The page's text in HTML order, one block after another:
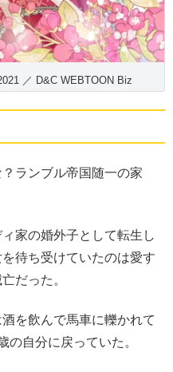
／ D&C WEBTOON Biz
ランブル帝国随一の家
家の婚外子として転生し
待ち受けていたのは愛す
だった。
を飲んで馬車に轢かれて
の自分に戻っていた。